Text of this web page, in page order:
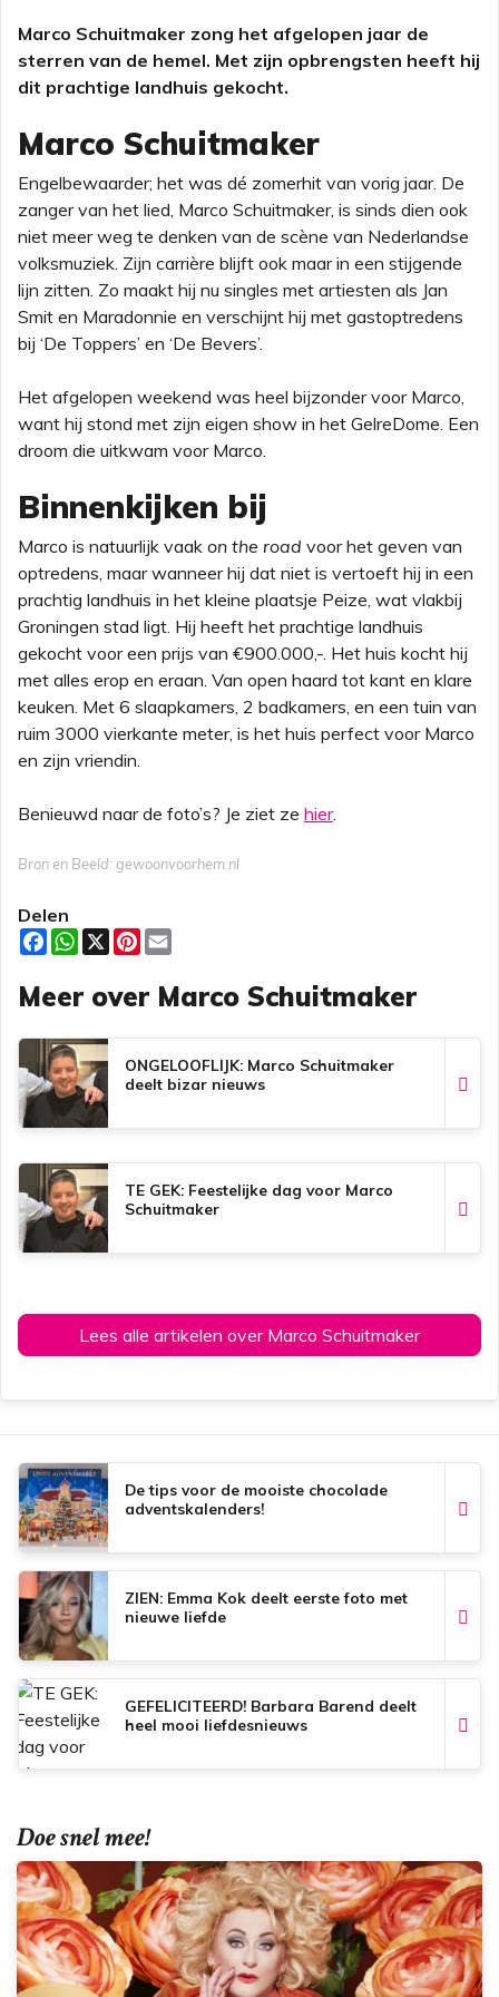
Marco Schuitmaker zong het afgelopen jaar de
sterren van de hemel. Met zijn opbrengsten heeft hij
dit prachtige landhuis gekocht.
Marco Schuitmaker
Engelbewaarder; het was dé zomerhit van vorig jaar. De
zanger van het lied, Marco Schuitmaker, is sinds dien ook
niet meer weg te denken van de scène van Nederlandse
volksmuziek. Zijn carrière blijft ook maar in een stijgende
lijn zitten. Zo maakt hij nu singles met artiesten als Jan
Smit en Maradonnie en verschijnt hij met gastoptredens
bij ‘De Toppers’ en ‘De Bevers’.
Het afgelopen weekend was heel bijzonder voor Marco,
want hij stond met zijn eigen show in het GelreDome. Een
droom die uitkwam voor Marco.
Binnenkijken bij
Marco is natuurlijk vaak on the road voor het geven van
optredens, maar wanneer hij dat niet is vertoeft hij in een
prachtig landhuis in het kleine plaatsje Peize, wat vlakbij
Groningen stad ligt. Hij heeft het prachtige landhuis
gekocht voor een prijs van €900.000,-. Het huis kocht hij
met alles erop en eraan. Van open haard tot kant en klare
keuken. Met 6 slaapkamers, 2 badkamers, en een tuin van
ruim 3000 vierkante meter, is het huis perfect voor Marco
en zijn vriendin.
Benieuwd naar de foto’s? Je ziet ze hier.
Bron en Beeld: gewoonvoorhem.nl
Delen
F
a
e
b
o
k
W
h
t
s
p
p
X
P
t
e
e
s
t
i
l
Meer over Marco Schuitmaker
ONGELOOFLIJK: Marco Schuitmaker
deelt bizar nieuws
TE GEK: Feestelijke dag voor Marco
Schuitmaker
Lees alle artikelen over Marco Schuitmaker
De tips voor de mooiste chocolade
adventskalenders!
ZIEN: Emma Kok deelt eerste foto met
nieuwe liefde
GEFELICITEERD! Barbara Barend deelt
heel mooi liefdesnieuws
Doe snel mee!